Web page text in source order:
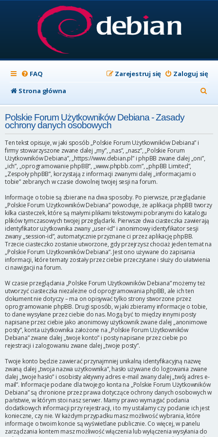
FAQ Zaloguj się
Zarejestruj się
Strona główna
z
k
Polskie Forum Użytkowników Debiana - Zasady
ochrony danych osobowych
Ten tekst opisuje, w jaki sposób „Polskie Forum Użytkowników Debiana” i
firmy stowarzyszone zwane dalej „my”, „nas”, „nasz”, „Polskie Forum
Użytkowników Debiana”, „https://www.debian.pl” i phpBB zwane dalej „oni”,
„ich”, „oprogramowanie phpBB”, „www.phpbb.com”, „phpBB Limited”,
„Zespoły phpBB”, korzystają z informacji zwanymi dalej „informacjami o
tobie” zebranych w czasie dowolnej twojej sesji na forum.
Informacje o tobie są zbierane na dwa sposoby. Po pierwsze, przeglądanie
„Polskie Forum Użytkowników Debiana” powoduje, że aplikacja phpBB tworzy
kilka ciasteczek, które są małymi plikami tekstowymi pobranymi do katalogu
plików tymczasowych twojej przeglądarki. Pierwsze dwa ciasteczka zawierają
identyfikator użytkownika zwany „user-id” i anonimowy identyfikator sesji
zwany „session-id”, automatycznie przyznane ci przez aplikację phpBB.
Trzecie ciasteczko zostanie utworzone, gdy przejrzysz chociaż jeden temat na
„Polskie Forum Użytkowników Debiana”. Jest ono używane do zapisania
informacji, które tematy zostały przez ciebie przeczytane i służy do ułatwienia
ci nawigacji na forum.
W czasie przeglądania „Polskie Forum Użytkowników Debiana” możemy też
utworzyć ciasteczka niezależne od oprogramowania phpBB, ale ich ten
dokument nie dotyczy – ma on opisywać tylko strony stworzone przez
oprogramowanie phpBB. Drugi sposób, w jaki zbieramy informacje o tobie,
to dane wysyłane przez ciebie do nas. Mogą być to między innymi posty
napisane przez ciebie jako anonimowy użytkownik zwane dalej „anonimowe
posty”, konta użytkownika założone na „Polskie Forum Użytkowników
Debiana” zwane dalej „twoje konto” i posty napisane przez ciebie po
rejestracji i zalogowaniu zwane dalej „twoje posty”.
Twoje konto będzie zawierać przynajmniej unikalną identyfikacyjną nazwę
zwaną dalej „twoja nazwa użytkownika”, hasło używane do logowania zwane
dalej „twoje hasło” i osobisty aktywny adres e-mail zwany dalej „twój adres e-
mail”. Informacje podane dla twojego konta na „Polskie Forum Użytkowników
Debiana” są chronione przez prawa dotyczące ochrony danych osobowych w
państwie, w którym stoi nasz serwer. Mamy prawo wymagać podania
dodatkowych informacji przy rejestracji, i to my ustalamy czy podanie ich jest
konieczne, czy nie. W każdym przypadku masz możliwość wybrania, które
informacje o twoim koncie są wyświetlane publicznie. Co więcej, w panelu
zarządzania kontem masz możliwość włączenia lub wyłączenia wysyłania do